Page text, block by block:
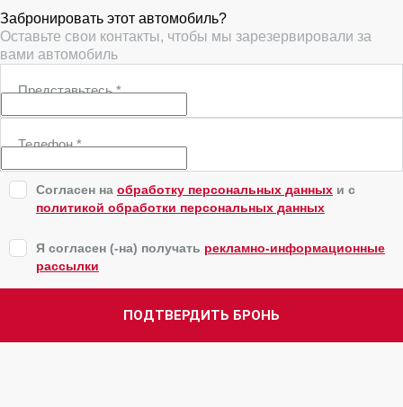
Забронировать этот автомобиль?
Оставьте свои контакты, чтобы мы зарезервировали за
вами автомобиль
Представьтесь*
Телефон*
Согласен на обработку персональных данных и c
политикой обработки персональных данных
Я согласен (-на) получать рекламно-информационные
рассылки
ПОДТВЕРДИТЬ БРОНЬ